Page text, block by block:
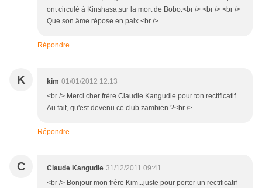
ont circulé à Kinshasa,sur la mort de Bobo.<br /> <br /> <br />
Que son âme répose en paix.<br />
Répondre
K kim 01/01/2012 12:13
<br /> Merci cher frère Claudie Kangudie pour ton rectificatif.
Au fait, qu'est devenu ce club zambien ?<br />
Répondre
C Claude Kangudie 31/12/2011 09:41
<br /> Bonjour mon frère Kim...juste pour porter un rectificatif